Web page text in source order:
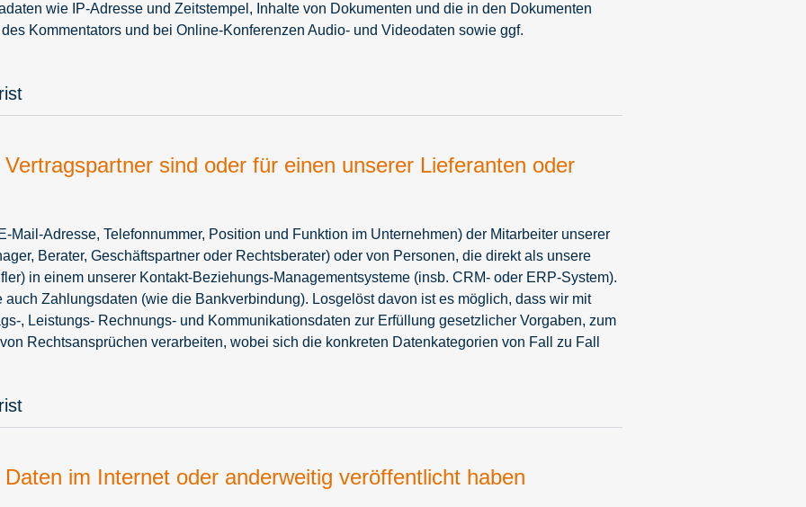
wie IP-Adresse und Zeitstempel, Inhalte von Dokumenten und die in den Dokumenten
Kommentators und bei Online-Konferenzen Audio- und Videodaten sowie ggf.
sind oder für einen unserer Lieferanten oder
Mail-Adresse, Telefonnummer, Position und Funktion im Unternehmen) der Mitarbeiter unserer
Berater, Geschäftspartner oder Rechtsberater) oder von Personen, die direkt als unsere
in einem unserer Kontakt-Beziehungs-Managementsysteme (insb. CRM- oder ERP-System).
Zahlungsdaten (wie die Bankverbindung). Losgelöst davon ist es möglich, dass wir mit
, Leistungs- Rechnungs- und Kommunikationsdaten zur Erfüllung gesetzlicher Vorgaben, zum
Rechtsansprüchen verarbeiten, wobei sich die konkreten Datenkategorien von Fall zu Fall
im Internet oder anderweitig veröffentlicht haben